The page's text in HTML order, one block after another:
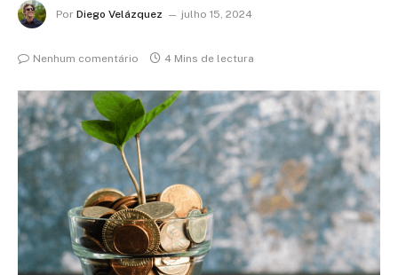
Por Diego Velázquez julho 15, 2024
Nenhum comentário 4 Mins de lectura